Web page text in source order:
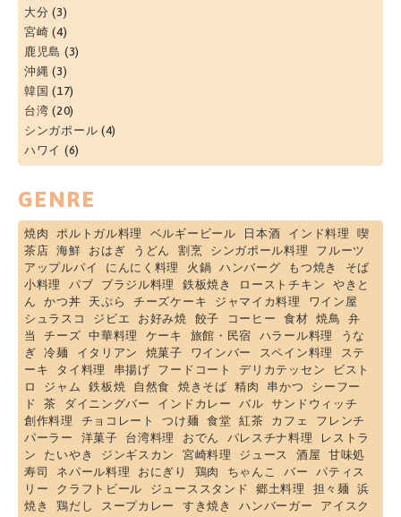
大分 (3)
宮崎 (4)
鹿児島 (3)
沖縄 (3)
韓国 (17)
台湾 (20)
シンガポール (4)
ハワイ (6)
GENRE
焼肉 ポルトガル料理 ベルギービール 日本酒 インド料理
喫
茶店
海鮮 おはぎ うどん 割烹 シンガポール料理
フルーツ
アップルパイ
にんにく料理 火鍋 ハンバーグ もつ焼き
そば
小料理
パブ ブラジル料理 鉄板焼き ローストチキン
やきと
ん
かつ丼 天ぷら チーズケーキ ジャマイカ料理
ワイン屋
シュラスコ
ジビエ お好み焼 餃子 コーヒー 食材 焼鳥
弁
当
チーズ 中華料理 ケーキ 旅館・民宿 ハラール料理
うな
ぎ
冷麺 イタリアン 焼菓子 ワインバー スペイン料理
ステ
ーキ
タイ料理 串揚げ フードコート デリカテッセン
ビスト
ロ
ジャム 鉄板焼 自然食 焼きそば 精肉 串かつ
シーフー
ド
茶 ダイニングバー インドカレー バル
サンドウィッチ
創作料理
チョコレート つけ麺 食堂 紅茶 カフェ
フレンチ
パーラー
洋菓子 台湾料理 おでん パレスチナ料理
レストラ
ン
たいやき ジンギスカン 宮崎料理 ジュース 酒屋
甘味処
寿司
ネパール料理 おにぎり 鶏肉 ちゃんこ バー
パティス
リー
クラフトビール ジューススタンド 郷土料理 担々麺
浜
焼き
鶏だし スープカレー すき焼き ハンバーガー
アイスク